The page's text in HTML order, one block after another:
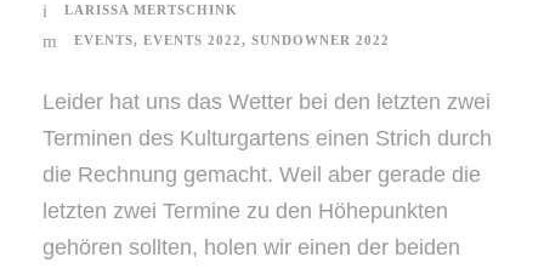
LARISSA MERTSCHINK
EVENTS, EVENTS 2022, SUNDOWNER 2022
Leider hat uns das Wetter bei den letzten zwei
Terminen des Kulturgartens einen Strich durch
die Rechnung gemacht. Weil aber gerade die
letzten zwei Termine zu den Höhepunkten
gehören sollten, holen wir einen der beiden